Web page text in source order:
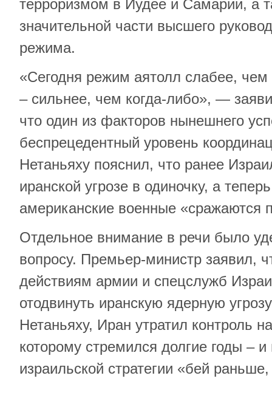
терроризмом в Иудее и Самарии, а
значительной части высшего
режима.
«Сегодня режим аятолл слабее,
– сильнее, чем когда-либо», —
что один из факторов нынешнего
беспрецедентный уровень
Нетаньяху пояснил, что ранее
иранской угрозе в одиночку, а
американские военные «сражаются
Отдельное внимание в речи было
вопросу. Премьер-министр заявил,
действиям армии и спецслужб
отодвинуть иранскую ядерную
Нетаньяху, Иран утратил контроль
которому стремился долгие годы – и
израильской стратегии «бей